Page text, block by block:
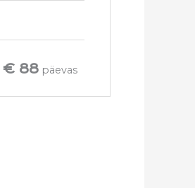
€ 88 päevas